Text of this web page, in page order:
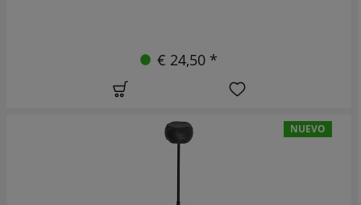
€ 24,50 *
NUEVO